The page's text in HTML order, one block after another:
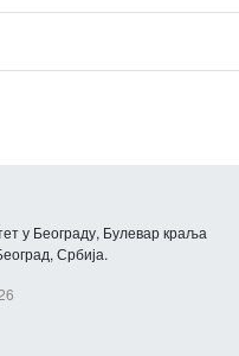
у Београду, Булевар краља
Србија.